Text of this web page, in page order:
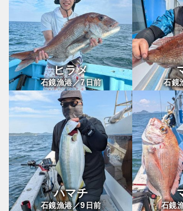
ヒラメ
石鏡漁港／7日前 石鏡
ハマチ
石鏡漁港／9 日前 石鏡